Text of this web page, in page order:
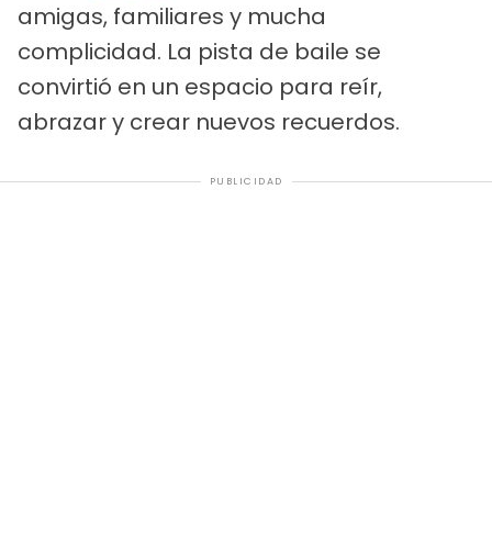
amigas, familiares y mucha
complicidad. La pista de baile se
convirtió en un espacio para reír,
abrazar y crear nuevos recuerdos.
PUBLICIDAD